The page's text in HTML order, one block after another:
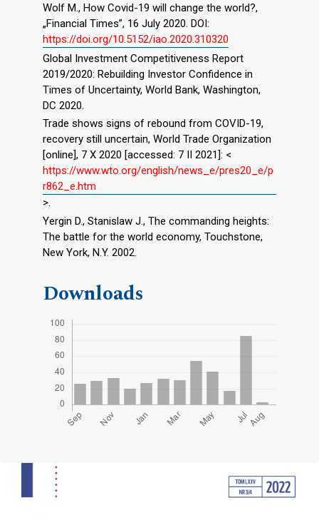
Wolf M., How Covid-19 will change the world?,
„Financial Times”, 16 July 2020. DOI:
https://doi.org/10.5152/iao.2020.310320
Global Investment Competitiveness Report
2019/2020: Rebuilding Investor Confidence in
Times of Uncertainty, World Bank, Washington,
DC 2020.
Trade shows signs of rebound from COVID-19,
recovery still uncertain, World Trade Organization
[online], 7 X 2020 [accessed: 7 II 2021]: <
https://www.wto.org/english/news_e/pres20_e/p
r862_e.htm
>.
Yergin D., Stanislaw J., The commanding heights:
The battle for the world economy, Touchstone,
New York, N.Y. 2002.
Downloads
Cover image